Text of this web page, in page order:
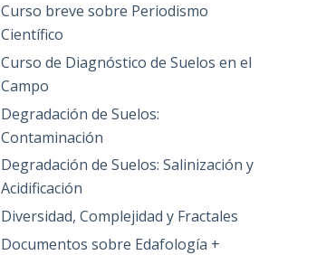
Curso breve sobre Periodismo
Científico
Curso de Diagnóstico de Suelos en el
Campo
Degradación de Suelos:
Contaminación
Degradación de Suelos: Salinización y
Acidificación
Diversidad, Complejidad y Fractales
Documentos sobre Edafología +